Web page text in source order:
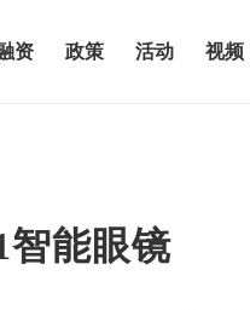
资 政策 活动 视频
能眼镜